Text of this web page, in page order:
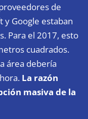
de
y Google estaban
Para el 2017, esto
cuadrados.
área debería
La razón
masiva de la